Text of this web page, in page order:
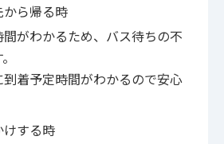
ら帰る時
がわかるため、バス待ちの不
着予定時間がわかるので安心
する時